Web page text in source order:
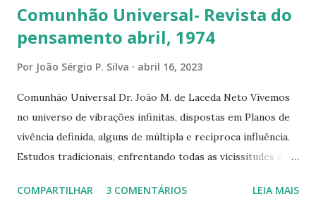
Comunhão Universal- Revista do
pensamento abril, 1974
Por João Sérgio P. Silva abril 16, 2023
Comunhão Universal Dr. João M. de Laceda Neto Vivemos
no universo de vibrações infinitas, dispostas em Planos de
vivência definida, alguns de múltipla e recíproca influência.
Estudos tradicionais, enfrentando todas as vicissitudes e
rejuvenecidos e atuais, demonstram a realidade de seus
COMPARTILHAR 3 COMENTÁRIOS LEIA MAIS